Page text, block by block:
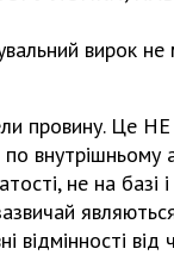
вирок
провину. Це
внутрішньому
не на базі і
відмінності від